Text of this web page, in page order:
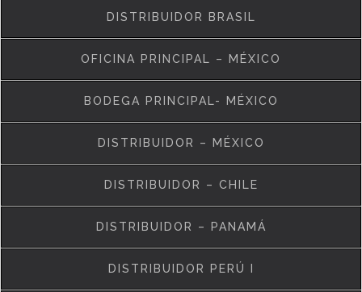
DISTRIBUIDOR BRASIL
OFICINA PRINCIPAL – MÉXICO
BODEGA PRINCIPAL- MÉXICO
DISTRIBUIDOR – MÉXICO
DISTRIBUIDOR – CHILE
DISTRIBUIDOR – PANAMÁ
DISTRIBUIDOR PERÚ I